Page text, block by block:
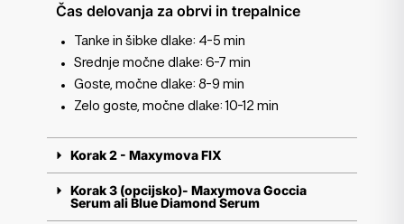
Čas delovanja za obrvi in trepalnice
Tanke in šibke dlake: 4-5 min
Srednje močne dlake: 6-7 min
Goste, močne dlake: 8-9 min
Zelo goste, močne dlake: 10-12 min
Korak 2 - Maxymova FIX
Korak 3 (opcijsko)- Maxymova Goccia
Serum ali Blue Diamond Serum